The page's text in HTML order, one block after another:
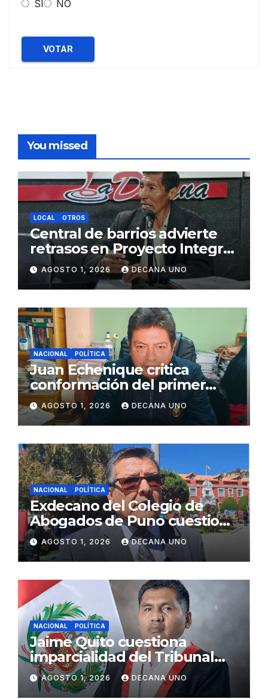
SI NO
VOTAR
You missed
LOCAL OTROS
Central de barrios advierte
retrasos en Proyecto Integral
de Agua y Alcantarillado para
Juliaca
AGOSTO 1, 2026 DECANA UNO
NACIONAL POLÍTICA
Juan Echenique critica
conformación del primer
gabinete ministerial de Keiko
Fujimori
AGOSTO 1, 2026 DECANA UNO
NACIONAL POLÍTICA
Exdecano del Colegio de
Abogados de Puno cuestiona
propuestas sobre seguridad
ciudadana
AGOSTO 1, 2026 DECANA UNO
NACIONAL POLÍTICA
Jaime Quito cuestiona
imparcialidad del Tribunal
Constitucional tras liberación
de Ollanta Humala
AGOSTO 1, 2026 DECANA UNO